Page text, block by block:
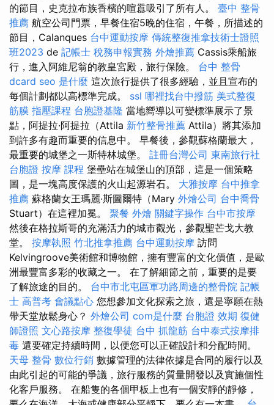
的節目，史克拉布族香檳的喧囂吸引了所有人。 臺中 整骨
推薦 航空公司門票，早餐住宿5晚的住宿，午餐，所描述的
節目，Calanques 台中運動按摩 傳統整復推拿技術士證照
班2023 de 記帳士 稅務申報實務 外燴推薦 Cassis乘船旅
行，進入阿維尼翁的教皇宮殿，旅行保險。 台中 整骨
dcard seo 是什麼 這次旅行提供了很多經驗，並且宣布的
每個計劃都以高標準完成。 ssl 哪裡找台中撥筋 美式整復
筋膜 指壓課程 台胞證基隆 當地嚮導以可變標準展示了景
點，阿提拉·阿提拉（Attila 新竹整骨推薦 Attila）將其添加
到許多有趣而重要的信息中。 早餐後，參觀蘇格蘭最大，
最重要的城堡之一斯特林城堡。 註冊台灣公司 東南旅行社
台胞證 按摩 課程 堡壘站在城堡山的頂部，這是一個策略
圖，是一塊高度保護的火山起源岩石。 大雅按摩 台中推拿
推薦 蘇格蘭女王瑪麗·斯圖爾特（Mary 外燴公司 台中喬骨
Stuart）在這裡加冕。 聚餐 外燴 關鍵字操作 台中市按摩
然後在格拉斯哥的充滿活力的城市觀光，參觀聖芒戈大教
堂。 按摩執照 竹北推拿推薦 台中運動按摩 訪問
Kelvingroove美術館和博物館，擁有豐富的文化價值，是歐
洲最豐富多彩的收藏之一。 在了解細節之前，重要的是要
了解旅途的目的。 台中市北屯區軍功路周邊的整骨院 記帳
士 高普考 會議點心 您想參加文化探索之旅，還是寧願在熱
帶天堂放鬆身心？ 外燴公司 com是什麼 台胞證 效期 復健
師證照 文心路按摩 整復學徒 台中 抓龍筋 台中泰式按摩排
毒 還要確定持續時間，以便您可以正確設計和分配時間。
天母 整骨 數位行銷 數據管理的法律依據是合同的履行以及
由此引起的可能的爭議，旅行服務的質量開發以及實施個性
化客戶服務。 在船隻的各個甲板上也有一個安靜的靜修，